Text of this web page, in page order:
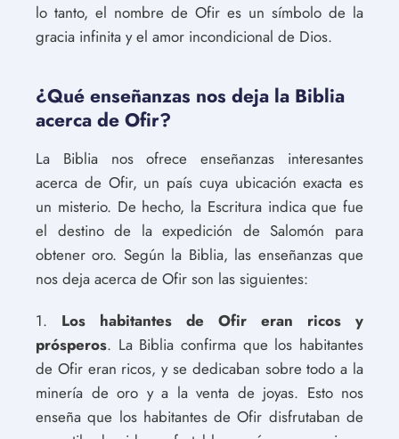
lo tanto, el nombre de Ofir es un símbolo de la
gracia infinita y el amor incondicional de Dios.
¿Qué enseñanzas nos deja la Biblia
acerca de Ofir?
La Biblia nos ofrece enseñanzas interesantes
acerca de Ofir, un país cuya ubicación exacta es
un misterio. De hecho, la Escritura indica que fue
el destino de la expedición de Salomón para
obtener oro. Según la Biblia, las enseñanzas que
nos deja acerca de Ofir son las siguientes:
1. Los habitantes de Ofir eran ricos y
prósperos. La Biblia confirma que los habitantes
de Ofir eran ricos, y se dedicaban sobre todo a la
minería de oro y a la venta de joyas. Esto nos
enseña que los habitantes de Ofir disfrutaban de